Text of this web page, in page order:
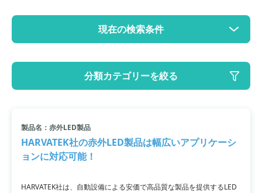
現在の検索条件
大カテゴリ: 電子部品・モジュール
小カテゴリ: チップ型LED
分類カテゴリーを絞る
製品名：赤外LED製品
HARVATEK社の赤外LED製品は幅広いアプリケーシ
ョンに対応可能！
HARVATEK社は、自動設備による安価で高品質な製品を提供するLED